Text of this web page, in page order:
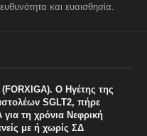
και ευαισθησία.
Ο Ηγέτης της
SGLT2, πήρε
τη χρόνια Νεφρική
με ή χωρίς ΣΔ